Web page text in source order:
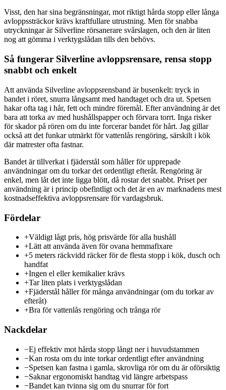
Visst, den har sina begränsningar, mot riktigt hårda stopp eller långa
avloppssträckor krävs kraftfullare utrustning. Men för snabba
utryckningar är Silverline rörsanerare svårslagen, och den är liten
nog att gömma i verktygslådan tills den behövs.
Så fungerar Silverline avloppsrensare, rensa stopp
snabbt och enkelt
Att använda Silverline avloppsrensband är busenkelt: tryck in
bandet i röret, snurra långsamt med handtaget och dra ut. Spetsen
hakar ofta tag i hår, fett och mindre föremål. Efter användning är det
bara att torka av med hushållspapper och förvara torrt. Inga risker
för skador på rören om du inte forcerar bandet för hårt. Jag gillar
också att det funkar utmärkt för vattenlås rengöring, särskilt i kök
där matrester ofta fastnar.
Bandet är tillverkat i fjäderstål som håller för upprepade
användningar om du torkar det ordentligt efteråt. Rengöring är
enkel, men låt det inte ligga blött, då rostar det snabbt. Priset per
användning är i princip obefintligt och det är en av marknadens mest
kostnadseffektiva avloppsrensare för vardagsbruk.
Fördelar
+Väldigt lågt pris, hög prisvärde för alla hushåll
+Lätt att använda även för ovana hemmafixare
+5 meters räckvidd räcker för de flesta stopp i kök, dusch och
handfat
+Ingen el eller kemikalier krävs
+Tar liten plats i verktygslådan
+Fjäderstål håller för många användningar (om du torkar av
efteråt)
+Bra för vattenlås rengöring och trånga rör
Nackdelar
−Ej effektiv mot hårda stopp långt ner i huvudstammen
−Kan rosta om du inte torkar ordentligt efter användning
−Spetsen kan fastna i gamla, skrovliga rör om du är oförsiktig
−Saknar ergonomiskt handtag vid längre arbetspass
−Bandet kan tvinna sig om du snurrar för fort